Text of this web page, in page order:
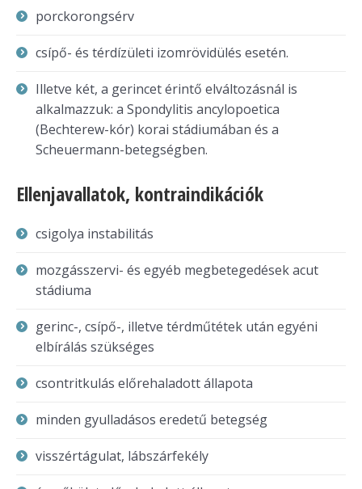
porckorongsérv
csípő- és térdízületi izomrövidülés esetén.
Illetve két, a gerincet érintő elváltozásnál is
alkalmazzuk: a Spondylitis ancylopoetica
(Bechterew-kór) korai stádiumában és a
Scheuermann-betegségben.
Ellenjavallatok, kontraindikációk
csigolya instabilitás
mozgásszervi- és egyéb megbetegedések acut
stádiuma
gerinc-, csípő-, illetve térdműtétek után egyéni
elbírálás szükséges
csontritkulás előrehaladott állapota
minden gyulladásos eredetű betegség
visszértágulat, lábszárfekély